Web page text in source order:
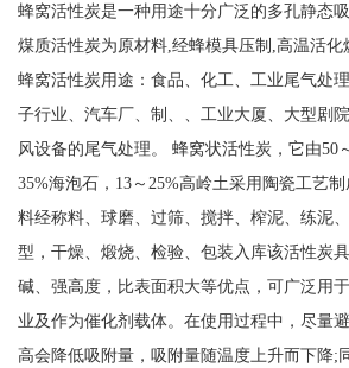
蜂窝活性炭是一种用途十分广泛的多孔静态
煤质活性炭为原材料,经蜂模具压制,高温活化
蜂窝活性炭用途：食品、化工、工业尾气处
子行业、汽车厂、制、、工业大厦、大型剧
风设备的尾气处理。 蜂窝状活性炭，它由50
35%海泡石，13～25%高岭土采用陶瓷工艺
料经称料、球磨、过筛、搅拌、榨泥、练泥
型，干燥、煅烧、检验、包装入库该活性炭
碱、强高度，比表面积大等优点，可广泛用
业及作为催化剂载体。在使用过程中，尽量
高会降低吸附量，吸附量随温度上升而下降;